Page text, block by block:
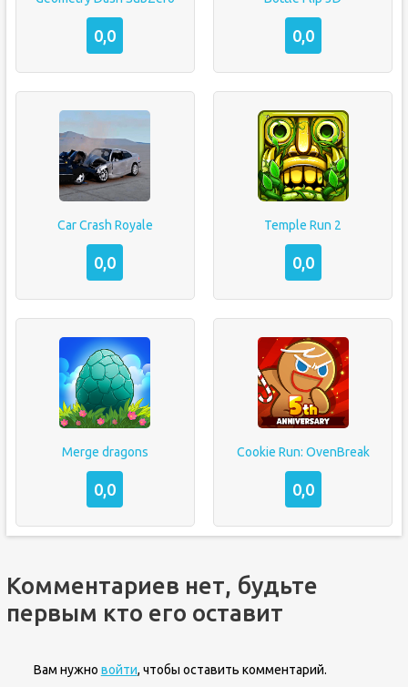
0,0 0,0
Car Crash Royale
0,0
Temple Run 2
0,0
Merge dragons
0,0
Cookie Run: OvenBreak
0,0
Комментариев нет, будьте
первым кто его оставит
Вам нужно войти, чтобы оставить комментарий.